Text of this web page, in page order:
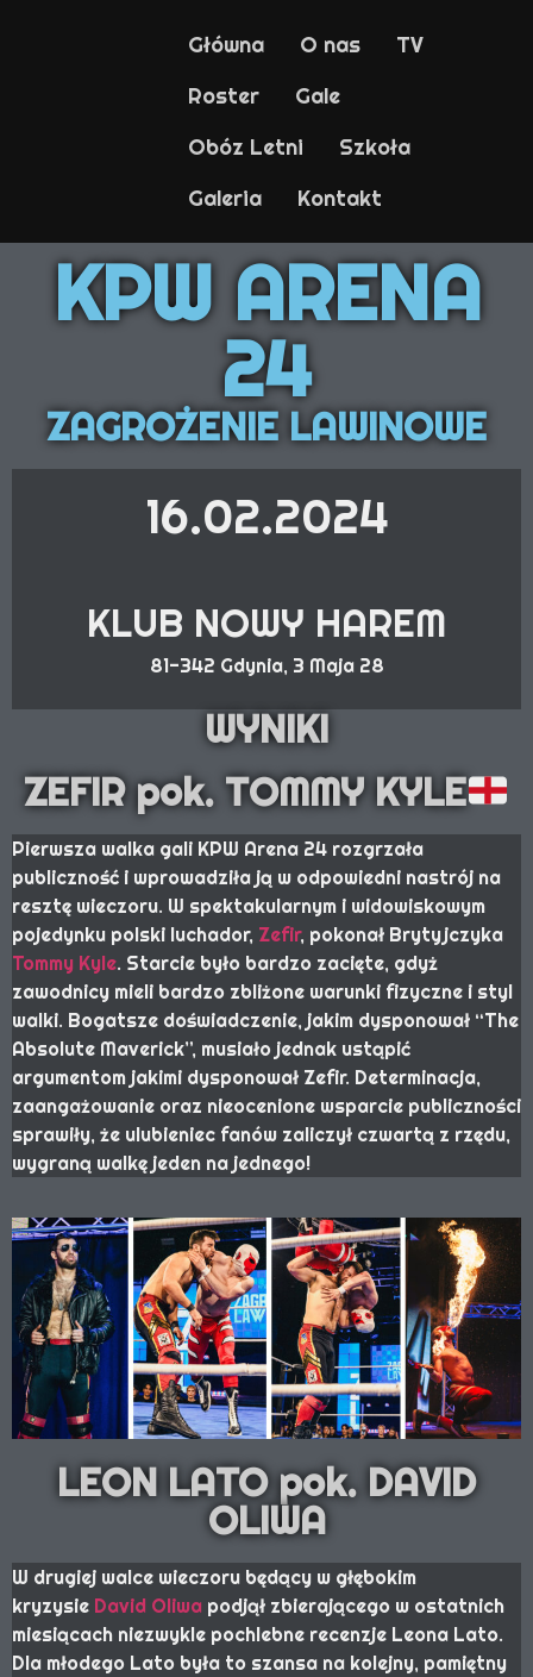
Główna O nas
TV
Roster
Gale
Obóz Letni
Szkoła
Galeria
Kontakt
KPW ARENA
24
ZAGROŻENIE LAWINOWE
16.02.2024
KLUB NOWY HAREM
81-342 Gdynia, 3 Maja 28
WYNIKI
ZEFIR pok. TOMMY KYLE
Pierwsza walka gali KPW Arena 24 rozgrzała
publiczność i wprowadziła ją w odpowiedni nastrój na
resztę wieczoru. W spektakularnym i widowiskowym
pojedynku polski luchador, Zefir, pokonał Brytyjczyka
Tommy Kyle. Starcie było bardzo zacięte, gdyż
zawodnicy mieli bardzo zbliżone warunki fizyczne i styl
walki. Bogatsze doświadczenie, jakim dysponował “The
Absolute Maverick”, musiało jednak ustąpić
argumentom jakimi dysponował Zefir. Determinacja,
zaangażowanie oraz nieocenione wsparcie publiczności
sprawiły, że ulubieniec fanów zaliczył czwartą z rzędu,
wygraną walkę jeden na jednego!
LEON LATO pok. DAVID
OLIWA
W drugiej walce wieczoru będący w głębokim
kryzysie David Oliwa podjął zbierającego w ostatnich
miesiącach niezwykle pochlebne recenzje Leona Lato.
Dla młodego Lato była to szansa na kolejny, pamiętny